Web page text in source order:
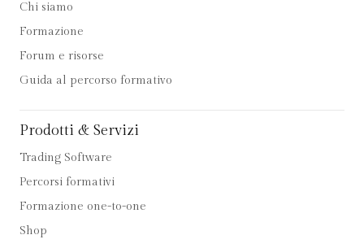
Chi siamo
Formazione
Forum e risorse
Guida al percorso formativo
Prodotti & Servizi
Trading Software
Percorsi formativi
Formazione one-to-one
Shop